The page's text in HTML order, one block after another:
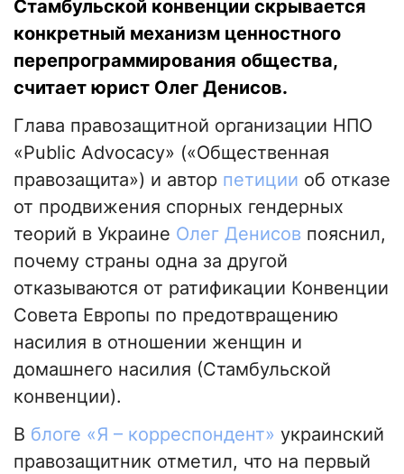
Стамбульской конвенции скрывается
конкретный механизм ценностного
перепрограммирования общества,
считает юрист Олег Денисов.
Глава правозащитной организации НПО
«Public Advocacy» («Общественная
правозащита») и автор петиции об отказе
от продвижения спорных гендерных
теорий в Украине Олег Денисов пояснил,
почему страны одна за другой
отказываются от ратификации Конвенции
Совета Европы по предотвращению
насилия в отношении женщин и
домашнего насилия (Стамбульской
конвенции).
В блоге «Я – корреспондент» украинский
правозащитник отметил, что на первый